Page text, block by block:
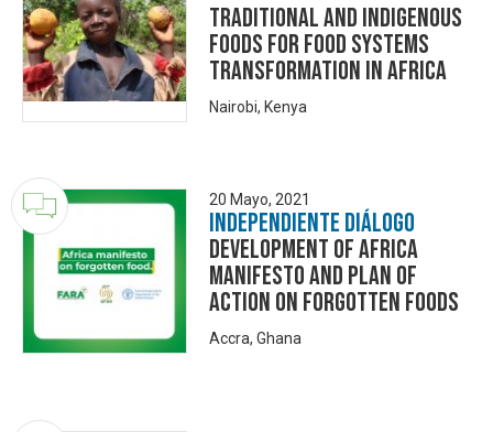
Traditional and Indigenous
Foods for Food Systems
Transformation in Africa
Nairobi, Kenya
20 Mayo, 2021
Independiente Diálogo
Development of Africa
Manifesto and Plan of
Action on Forgotten foods
Accra, Ghana